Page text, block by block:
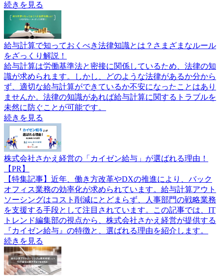
続きを見る
給与計算で知っておくべき法律知識とは？さまざまなルール
をざっくり解説！
給与計算は労働基準法と密接に関係しているため、法律の知
識が求められます。しかし、どのような法律があるか分から
ず、適切な給与計算ができているか不安になったことはあり
ませんか。法律の知識があれば給与計算に関するトラブルを
未然に防ぐことが可能です。
続きを見る
株式会社さかえ経営の「カイゼン給与」が選ばれる理由！
【PR】
【特集記事】近年、働き方改革やDXの推進により、バック
オフィス業務の効率化が求められています。給与計算アウト
ソーシングはコスト削減にとどまらず、人事部門の戦略業務
を支援する手段として注目されています。この記事では、IT
トレンド編集部の視点から、株式会社さかえ経営が提供する
『カイゼン給与』の特徴と、選ばれる理由を紹介します。
続きを見る